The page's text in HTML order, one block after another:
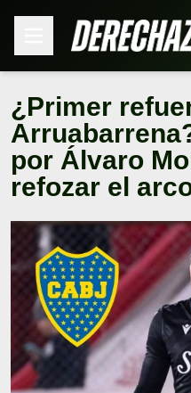
¿Primer
por Álvaro
refozar el